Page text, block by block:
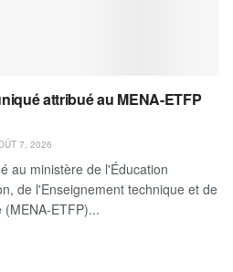
attribué au MENA-ETFP
7, 2026
au ministère de l'Éducation
de l'Enseignement technique et de
ETFP)...